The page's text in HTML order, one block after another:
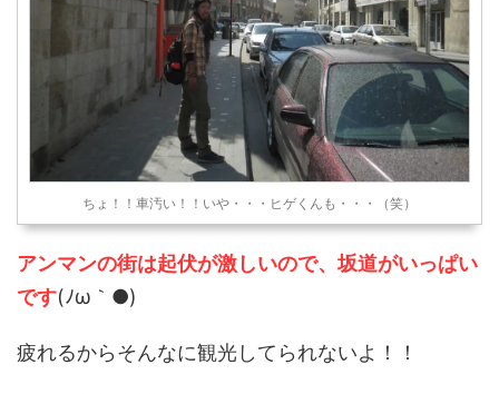
ちょ！！車汚い！！いや・・・ヒゲくんも・・・（笑）
アンマンの街は起伏が激しいので、坂道がいっぱい
です(ﾉω｀●)
疲れるからそんなに観光してられないよ！！